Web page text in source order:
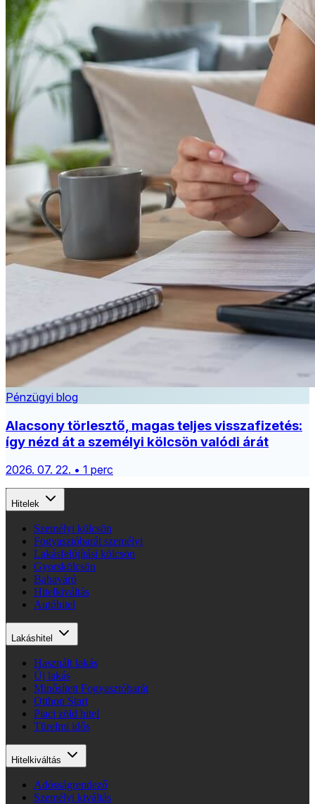
Pénzügyi blog
Alacsony törlesztő, magas teljes visszafizetés:
így nézd át a személyi kölcsön valódi árát
2026. 07. 22. • 1 perc
Hitelek
Személyi kölcsön
Fogyasztóbarát személyi
Lakásfelújítási kölcsön
Gyorskölcsön
Babaváró
Hitelkiváltás
Autóhitel
Lakáshitel
Használt lakás
Új lakás
Minősített Fogyasztóbarát
Otthon Start
Piaci zöld hitel
Türelmi idős
Hitelkiváltás
Adósságrendező
Személyi kiváltás